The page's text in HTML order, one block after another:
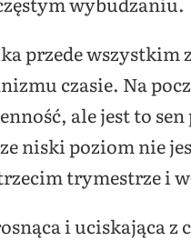
przede
czasie. Na
ale jest to
niski poziom nie
trymestrze i
i uciskająca